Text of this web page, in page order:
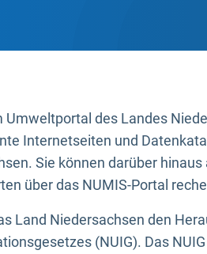
des Landes
Internetseiten und
Sie können darüber
über das NUMIS-Portal
Land Niedersachsen den
(NUIG). Das